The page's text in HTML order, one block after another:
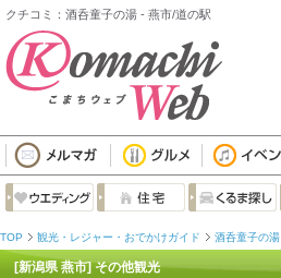
クチコミ：酒呑童子の湯 - 燕市/道の駅
TOP 観光・レジャー・おでかけガイド 酒呑童子の湯
[新潟県 燕市] その他観光